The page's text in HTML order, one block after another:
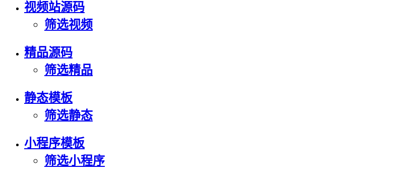
视频站源码
筛选视频
精品源码
筛选精品
静态模板
筛选静态
小程序模板
筛选小程序